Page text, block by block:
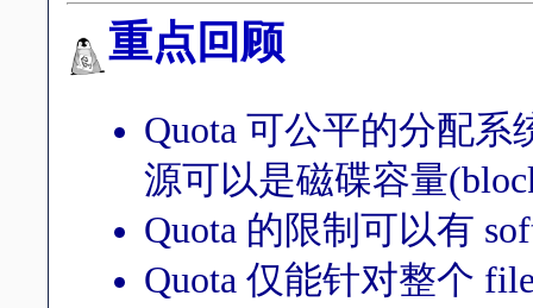
重点回顾
Quota 可公平的分配
源可以是磁碟容量
Quota 的限制可以有
Quota 仅能针对整个